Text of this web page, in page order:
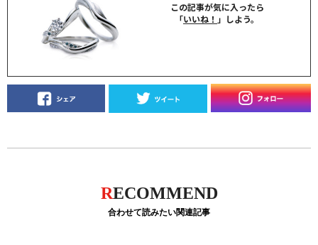
この記事が気に入ったら
「いいね！ 」しよう。
RECOMMEND
合わせて読みたい関連記事